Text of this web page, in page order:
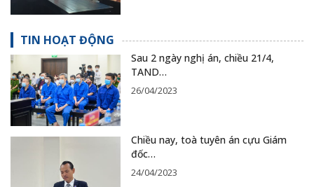
TIN HOẠT ĐỘNG
Sau 2 ngày nghị án, chiều 21/4,
TAND…
26/04/2023
Chiều nay, toà tuyên án cựu Giám
đốc…
24/04/2023